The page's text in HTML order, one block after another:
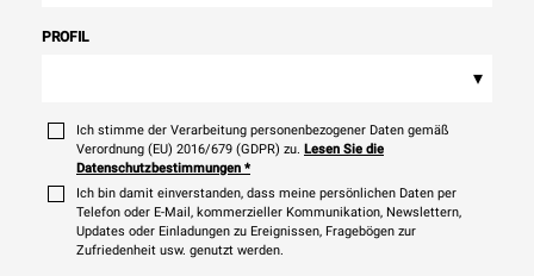
PROFIL
▾
Ich stimme der Verarbeitung personenbezogener Daten gemäß
Verordnung (EU) 2016/679 (GDPR) zu. Lesen Sie die
Datenschutzbestimmungen *
Ich bin damit einverstanden, dass meine persönlichen Daten per
Telefon oder E-Mail, kommerzieller Kommunikation, Newslettern,
Updates oder Einladungen zu Ereignissen, Fragebögen zur
Zufriedenheit usw. genutzt werden.